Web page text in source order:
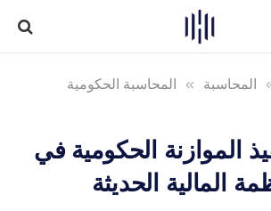
المحاسبة » المحاسبة الحكومية
الموازنة الحكومية في
المالية الحديثة